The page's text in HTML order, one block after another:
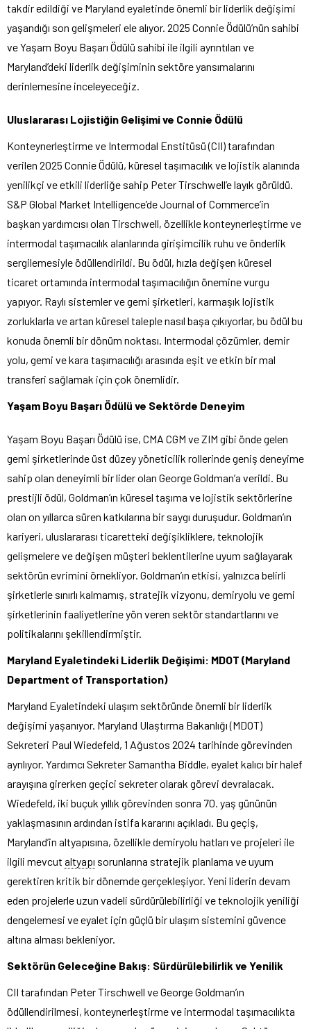
takdir edildiği ve Maryland eyaletinde önemli bir liderlik değişimi
yaşandığı son gelişmeleri ele alıyor. 2025 Connie Ödülü’nün sahibi
ve Yaşam Boyu Başarı Ödülü sahibi ile ilgili ayrıntıları ve
Maryland’deki liderlik değişiminin sektöre yansımalarını
derinlemesine inceleyeceğiz.
Uluslararası Lojistiğin Gelişimi ve Connie Ödülü
Konteynerleştirme ve Intermodal Enstitüsü (CII) tarafından
verilen 2025 Connie Ödülü, küresel taşımacılık ve lojistik alanında
yenilikçi ve etkili liderliğe sahip Peter Tirschwell’e layık görüldü.
S&P Global Market Intelligence’de Journal of Commerce’in
başkan yardımcısı olan Tirschwell, özellikle konteynerleştirme ve
intermodal taşımacılık alanlarında girişimcilik ruhu ve önderlik
sergilemesiyle ödüllendirildi. Bu ödül, hızla değişen küresel
ticaret ortamında intermodal taşımacılığın önemine vurgu
yapıyor. Raylı sistemler ve gemi şirketleri, karmaşık lojistik
zorluklarla ve artan küresel taleple nasıl başa çıkıyorlar, bu ödül bu
konuda önemli bir dönüm noktası. Intermodal çözümler, demir
yolu, gemi ve kara taşımacılığı arasında eşit ve etkin bir mal
transferi sağlamak için çok önemlidir.
Yaşam Boyu Başarı Ödülü ve Sektörde Deneyim
Yaşam Boyu Başarı Ödülü ise, CMA CGM ve ZIM gibi önde gelen
gemi şirketlerinde üst düzey yöneticilik rollerinde geniş deneyime
sahip olan deneyimli bir lider olan George Goldman’a verildi. Bu
prestijli ödül, Goldman’ın küresel taşıma ve lojistik sektörlerine
olan on yıllarca süren katkılarına bir saygı duruşudur. Goldman’ın
kariyeri, uluslararası ticaretteki değişikliklere, teknolojik
gelişmelere ve değişen müşteri beklentilerine uyum sağlayarak
sektörün evrimini örnekliyor. Goldman’ın etkisi, yalnızca belirli
şirketlerle sınırlı kalmamış, stratejik vizyonu, demiryolu ve gemi
şirketlerinin faaliyetlerine yön veren sektör standartlarını ve
politikalarını şekillendirmiştir.
Maryland Eyaletindeki Liderlik Değişimi: MDOT (Maryland
Department of Transportation)
Maryland Eyaletindeki ulaşım sektöründe önemli bir liderlik
değişimi yaşanıyor. Maryland Ulaştırma Bakanlığı (MDOT)
Sekreteri Paul Wiedefeld, 1 Ağustos 2024 tarihinde görevinden
ayrılıyor. Yardımcı Sekreter Samantha Biddle, eyalet kalıcı bir halef
arayışına girerken geçici sekreter olarak görevi devralacak.
Wiedefeld, iki buçuk yıllık görevinden sonra 70. yaş gününün
yaklaşmasının ardından istifa kararını açıkladı. Bu geçiş,
Maryland’in altyapısına, özellikle demiryolu hatları ve projeleri ile
ilgili mevcut altyapı sorunlarına stratejik planlama ve uyum
gerektiren kritik bir dönemde gerçekleşiyor. Yeni liderin devam
eden projelerle uzun vadeli sürdürülebilirliği ve teknolojik yeniliği
dengelemesi ve eyalet için güçlü bir ulaşım sistemini güvence
altına alması bekleniyor.
Sektörün Geleceğine Bakış: Sürdürülebilirlik ve Yenilik
CII tarafından Peter Tirschwell ve George Goldman’ın
ödüllendirilmesi, konteynerleştirme ve intermodal taşımacılıkta